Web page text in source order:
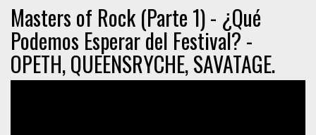
Masters of Rock (Parte 1) - ¿Qué
Podemos Esperar del Festival? -
OPETH, QUEENSRYCHE, SAVATAGE.